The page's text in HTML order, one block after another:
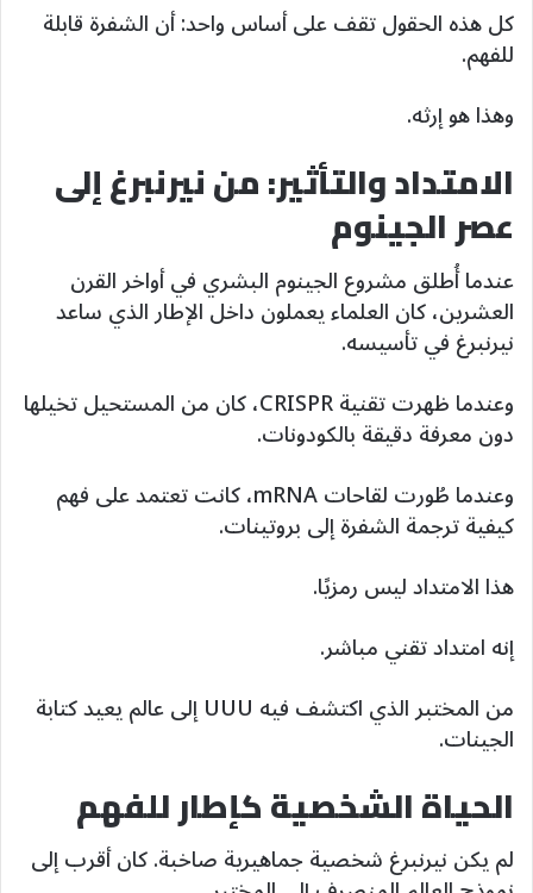
كل هذه الحقول تقف على أساس واحد: أن الشفرة قابلة
للفهم.
وهذا هو إرثه.
الامتداد والتأثير: من نيرنبرغ إلى
عصر الجينوم
عندما أُطلق مشروع الجينوم البشري في أواخر القرن
العشرين، كان العلماء يعملون داخل الإطار الذي ساعد
نيرنبرغ في تأسيسه.
وعندما ظهرت تقنية CRISPR، كان من المستحيل تخيلها
دون معرفة دقيقة بالكودونات.
وعندما طُورت لقاحات mRNA، كانت تعتمد على فهم
كيفية ترجمة الشفرة إلى بروتينات.
هذا الامتداد ليس رمزيًا.
إنه امتداد تقني مباشر.
من المختبر الذي اكتشف فيه UUU إلى عالم يعيد كتابة
الجينات.
الحياة الشخصية كإطار للفهم
لم يكن نيرنبرغ شخصية جماهيرية صاخبة. كان أقرب إلى